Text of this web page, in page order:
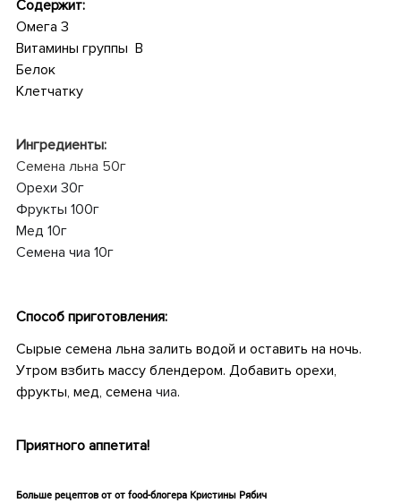
Содержит:
Омега 3
Витамины группы В
Белок
Клетчатку
Ингредиенты:
Семена льна 50г
Орехи 30г
Фрукты 100г
Мед 10г
Семена чиа 10г
Способ приготовления:
Сырые семена льна залить водой и оставить на ночь.
Утром взбить массу блендером. Добавить орехи,
фрукты, мед, семена чиа.
Приятного аппетита!
Больше рецептов от от food-блогера Кристины Рябич